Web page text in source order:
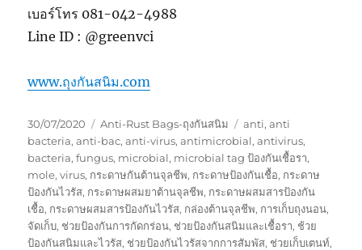
เบอร์โทร 081-042-4988
Line ID : @greenvci
www.ถุงกันสนิม.com
Posted
on
30/07/2020 Categories
Anti-Rust Bags-ถุงกันสนิม Tags
anti,anti
bacteria,anti-bac,anti-virus,antimicrobial,antivirus,
bacteria,fungus, microbial, microbial tag ป้องกันเชื้อรา,
mole,virus, กระดาษกันต้านจุลชีพ, กระดาษป้องกันเชื้อ, กระดาษ
ป้องกันไวรัส, กระดาษผสมยาต้านจุลชีพ, กระดาษผสมสารป้องกัน
เชื้อ, กระดาษผสมสารป้องกันไวรัส, กล่องต้านจุลชีพ, การเก็บถุงนอน,
จัดเก็บ, ช่วยป้องกันการกัดกร่อน, ช่วยป้องกันสนิมและเชื้อรา, ช้วย
ป้องกันสนิมและไวรัส, ช่วยป้องกันไวรัสจากการสัมพัส, ช่วยเก็บเตนท์,